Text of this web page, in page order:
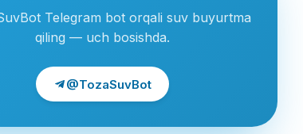
Telegram bot orqali suv buyurtma
qiling — uch bosishda.
@TozaSuvBot